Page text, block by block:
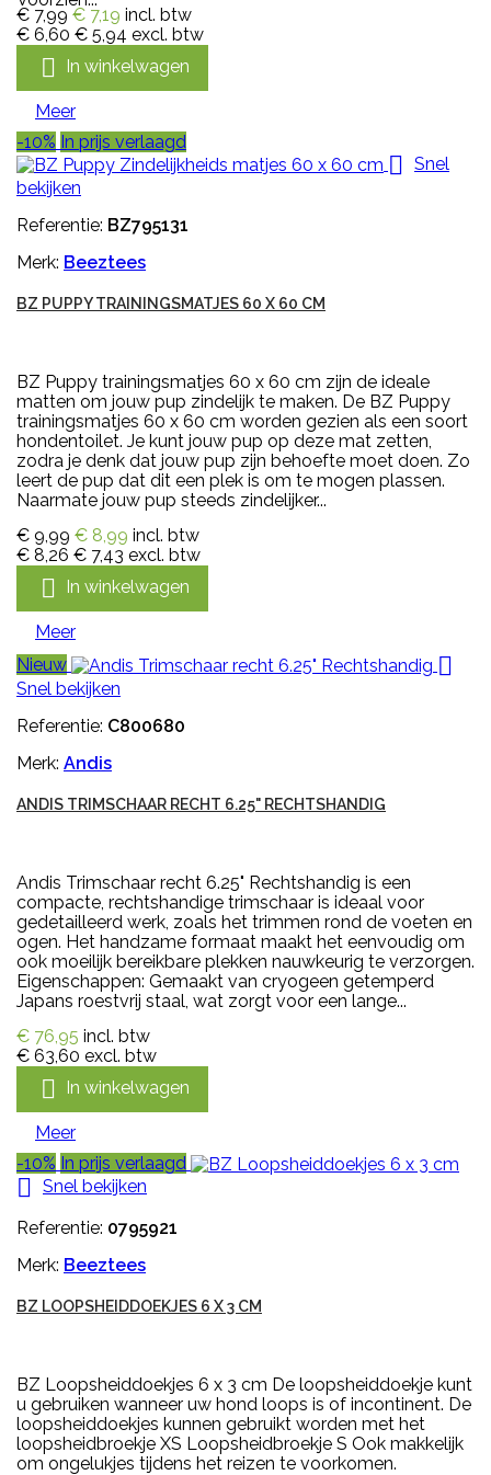
€ 7,99 € 7,19 incl. btw
€ 6,60 € 5,94 excl. btw
 In winkelwagen
Meer
-10% In prijs verlaagd
 Snel
bekijken
Referentie: BZ795131
Merk: Beeztees
BZ PUPPY TRAININGSMATJES 60 X 60 CM
BZ Puppy trainingsmatjes 60 x 60 cm zijn de ideale
matten om jouw pup zindelijk te maken. De BZ Puppy
trainingsmatjes 60 x 60 cm worden gezien als een soort
hondentoilet. Je kunt jouw pup op deze mat zetten,
zodra je denk dat jouw pup zijn behoefte moet doen. Zo
leert de pup dat dit een plek is om te mogen plassen.
Naarmate jouw pup steeds zindelijker...
€ 9,99 € 8,99 incl. btw
€ 8,26 € 7,43 excl. btw
 In winkelwagen
Meer
Nieuw

Snel bekijken
Referentie: C800680
Merk: Andis
ANDIS TRIMSCHAAR RECHT 6.25" RECHTSHANDIG
Andis Trimschaar recht 6.25" Rechtshandig is een
compacte, rechtshandige trimschaar is ideaal voor
gedetailleerd werk, zoals het trimmen rond de voeten en
ogen. Het handzame formaat maakt het eenvoudig om
ook moeilijk bereikbare plekken nauwkeurig te verzorgen.
Eigenschappen: Gemaakt van cryogeen getemperd
Japans roestvrij staal, wat zorgt voor een lange...
€ 76,95 incl. btw
€ 63,60 excl. btw
 In winkelwagen
Meer
-10% In prijs verlaagd
 Snel bekijken
Referentie: 0795921
Merk: Beeztees
BZ LOOPSHEIDDOEKJES 6 X 3 CM
BZ Loopsheiddoekjes 6 x 3 cm De loopsheiddoekje kunt
u gebruiken wanneer uw hond loops is of incontinent. De
loopsheiddoekjes kunnen gebruikt worden met het
loopsheidbroekje XS Loopsheidbroekje S Ook makkelijk
om ongelukjes tijdens het reizen te voorkomen.